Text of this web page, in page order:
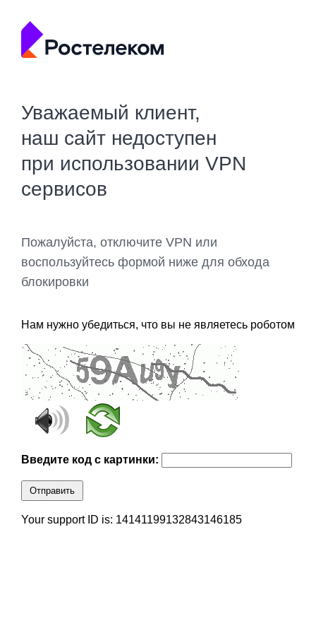
Уважаемый клиент,
наш сайт недоступен
при использовании VPN
сервисов
Пожалуйста, отключите VPN или
воспользуйтесь формой ниже для обхода
блокировки
Нам нужно убедиться, что вы не являетесь роботом
Введите код с картинки:
Отправить
Your support ID is: 14141199132843146185